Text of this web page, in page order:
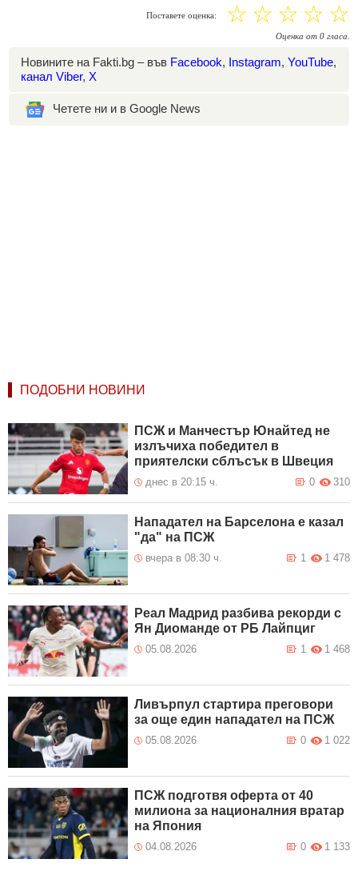
Поставете оценка: ☆
☆
☆
☆
☆
Оценка от 0 гласа.
Новините на Fakti.bg – във Facebook, Instagram, YouTube,
канал Viber, X
Четете ни и в Google News
ПОДОБНИ НОВИНИ
ПСЖ и Манчестър Юнайтед не
излъчиха победител в
приятелски сблъсък в Швеция
днес в 20:15 ч. 310
0
Нападател на Барселона е казал
"да" на ПСЖ
вчера в 08:30 ч. 1 478
1
Реал Мадрид разбива рекорди с
Ян Диоманде от РБ Лайпциг
05.08.2026 1 468
1
Ливърпул стартира преговори
за още един нападател на ПСЖ
05.08.2026 1 022
0
ПСЖ подготвя оферта от 40
милиона за националния вратар
на Япония
04.08.2026 1 133
0